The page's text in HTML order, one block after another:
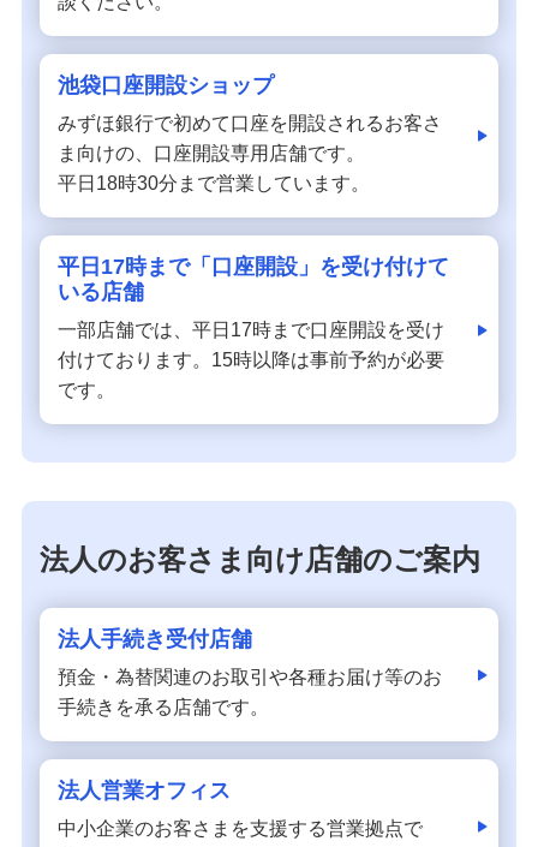
池袋口座開設ショップ
みずほ銀行で初めて口座を開設されるお客さ
ま向けの、口座開設専用店舗です。
平日18時30分まで営業しています。
平日17時まで「口座開設」を受け付けて
いる店舗
一部店舗では、平日17時まで口座開設を受け
付けております。15時以降は事前予約が必要
です。
法人のお客さま向け店舗のご案内
法人手続き受付店舗
預金・為替関連のお取引や各種お届け等のお
手続きを承る店舗です。
法人営業オフィス
中小企業のお客さまを支援する営業拠点で